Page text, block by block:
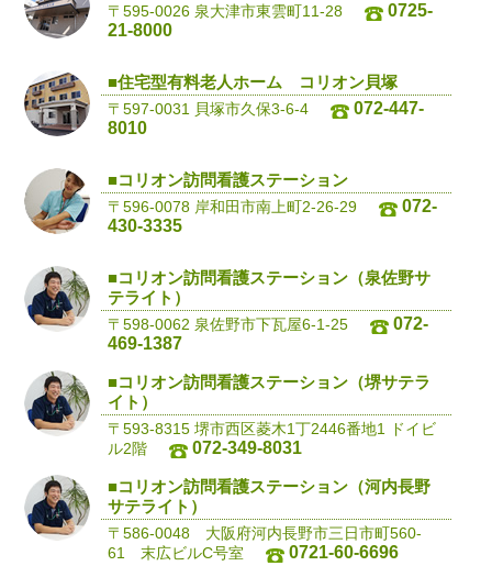
〒595-0026 泉大津市東雲町11-28
0725-
21-8000
■住宅型有料老人ホーム コリオン貝塚
〒597-0031 貝塚市久保3-6-4
072-447-
8010
■コリオン訪問看護ステーション
〒596-0078 岸和田市南上町2-26-29
072-
430-3335
■コリオン訪問看護ステーション（泉佐野サ
テライト）
〒598-0062 泉佐野市下瓦屋6-1-25
072-
469-1387
■コリオン訪問看護ステーション（堺サテラ
イト）
〒593-8315 堺市西区菱木1丁2446番地1 ドイビ
ル2階
072-349-8031
■コリオン訪問看護ステーション（河内長野
サテライト）
〒586-0048 大阪府河内長野市三日市町560-
61 末広ビルC号室
0721-60-6696